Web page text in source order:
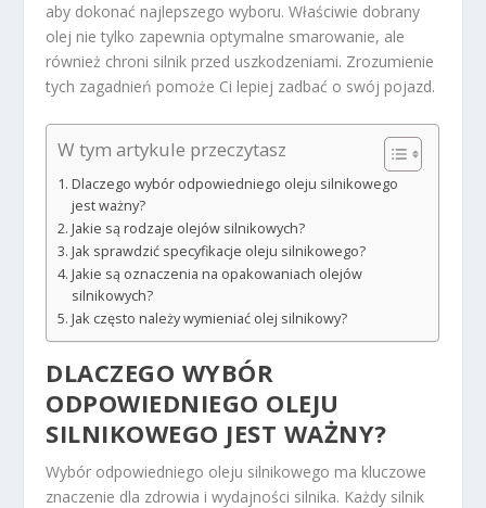
aby dokonać najlepszego wyboru. Właściwie dobrany
olej nie tylko zapewnia optymalne smarowanie, ale
również chroni silnik przed uszkodzeniami. Zrozumienie
tych zagadnień pomoże Ci lepiej zadbać o swój pojazd.
W tym artykule przeczytasz
Dlaczego wybór odpowiedniego oleju silnikowego
jest ważny?
Jakie są rodzaje olejów silnikowych?
Jak sprawdzić specyfikacje oleju silnikowego?
Jakie są oznaczenia na opakowaniach olejów
silnikowych?
Jak często należy wymieniać olej silnikowy?
DLACZEGO WYBÓR
ODPOWIEDNIEGO OLEJU
SILNIKOWEGO JEST WAŻNY?
Wybór odpowiedniego oleju silnikowego ma kluczowe
znaczenie dla zdrowia i wydajności silnika. Każdy silnik